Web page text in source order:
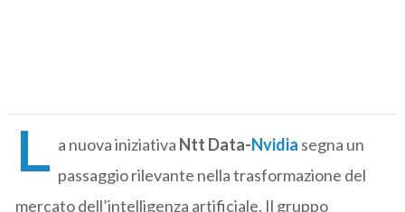
L a nuova iniziativa Ntt Data-Nvidia segna un
passaggio rilevante nella trasformazione del
mercato dell’intelligenza artificiale. Il gruppo